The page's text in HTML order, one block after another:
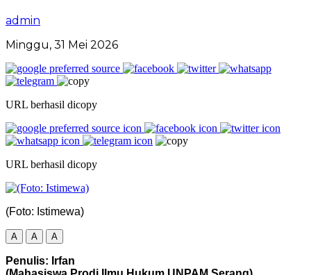
admin
Minggu, 31 Mei 2026
URL berhasil dicopy
URL berhasil dicopy
(Foto: Istimewa)
A A A
Penulis: Irfan